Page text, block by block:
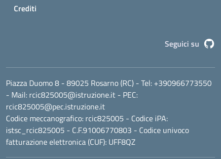
Crediti
Seguici su
Piazza Duomo 8 - 89025 Rosarno (RC) - Tel: +390966773550
- Mail: rcic825005@istruzione.it - PEC:
rcic825005@pec.istruzione.it
Codice meccanografico: rcic825005 - Codice iPA:
istsc_rcic825005 - C.F.91006770803 - Codice univoco
fatturazione elettronica (CUF): UFF8QZ